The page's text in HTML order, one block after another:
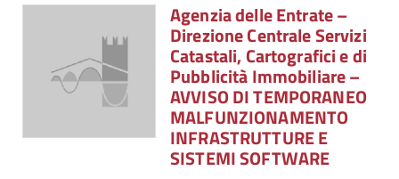
Agenzia delle Entrate –
Direzione Centrale Servizi
Catastali, Cartografici e di
Pubblicità Immobiliare –
AVVISO DI TEMPORANEO
MALFUNZIONAMENTO
INFRASTRUTTURE E
SISTEMI SOFTWARE